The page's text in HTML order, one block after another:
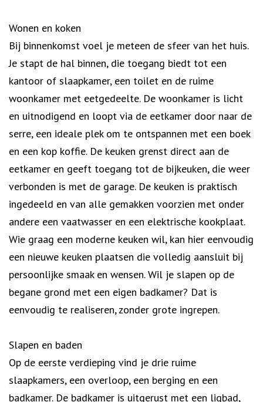
Wonen en koken
Bij binnenkomst voel je meteen de sfeer van het huis.
Je stapt de hal binnen, die toegang biedt tot een
kantoor of slaapkamer, een toilet en de ruime
woonkamer met eetgedeelte. De woonkamer is licht
en uitnodigend en loopt via de eetkamer door naar de
serre, een ideale plek om te ontspannen met een boek
en een kop koffie. De keuken grenst direct aan de
eetkamer en geeft toegang tot de bijkeuken, die weer
verbonden is met de garage. De keuken is praktisch
ingedeeld en van alle gemakken voorzien met onder
andere een vaatwasser en een elektrische kookplaat.
Wie graag een moderne keuken wil, kan hier eenvoudig
een nieuwe keuken plaatsen die volledig aansluit bij
persoonlijke smaak en wensen. Wil je slapen op de
begane grond met een eigen badkamer? Dat is
eenvoudig te realiseren, zonder grote ingrepen.
Slapen en baden
Op de eerste verdieping vind je drie ruime
slaapkamers, een overloop, een berging en een
badkamer. De badkamer is uitgerust met een ligbad,